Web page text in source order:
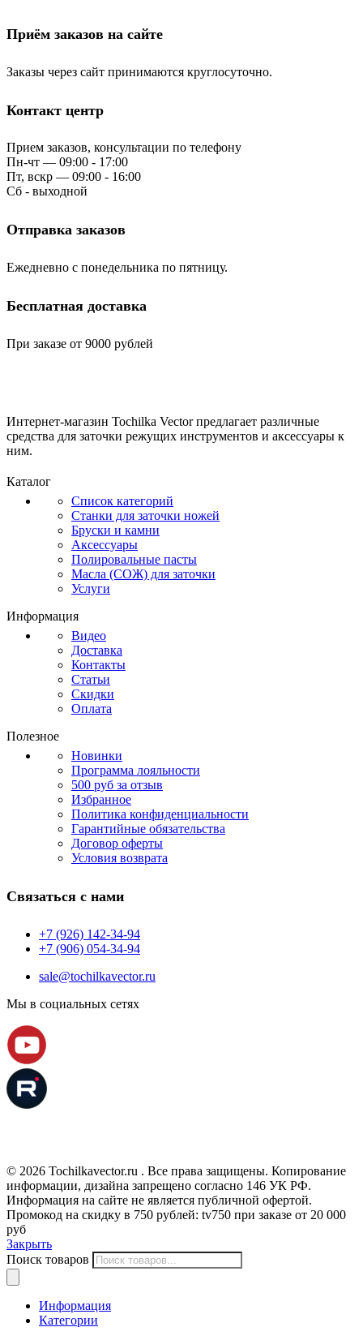
Приём заказов на сайте
Заказы через сайт принимаются круглосуточно.
Контакт центр
Прием заказов, консультации по телефону
Пн-чт — 09:00 - 17:00
Пт, вскр — 09:00 - 16:00
Сб - выходной
Отправка заказов
Ежедневно с понедельника по пятницу.
Бесплатная доставка
При заказе от 9000 рублей
Интернет-магазин Tochilka Vector предлагает различные
средства для заточки режущих инструментов и аксессуары к
ним.
Каталог
Список категорий
Станки для заточки ножей
Бруски и камни
Аксессуары
Полировальные пасты
Масла (СОЖ) для заточки
Услуги
Информация
Видео
Доставка
Контакты
Статьи
Скидки
Оплата
Полезное
Новинки
Программа лояльности
500 руб за отзыв
Избранное
Политика конфиденциальности
Гарантийные обязательства
Договор оферты
Условия возврата
Связаться с нами
+7 (926) 142-34-94
+7 (906) 054-34-94
sale@tochilkavector.ru
Мы в социальных сетях
© 2026 Tochilkavector.ru . Все права защищены. Копирование
информации, дизайна запрещено согласно 146 УК РФ.
Информация на сайте не является публичной офертой.
Промокод на скидку в 750 рублей: tv750 при заказе от 20 000
руб
Закрыть
Поиск товаров
Информация
Категории